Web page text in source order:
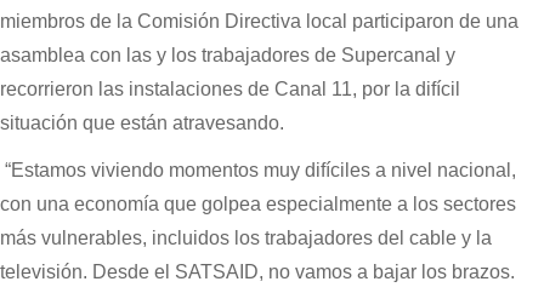
miembros de la Comisión Directiva local participaron de una
asamblea con las y los trabajadores de Supercanal y
recorrieron las instalaciones de Canal 11, por la difícil
situación que están atravesando.
“Estamos viviendo momentos muy difíciles a nivel nacional,
con una economía que golpea especialmente a los sectores
más vulnerables, incluidos los trabajadores del cable y la
televisión. Desde el SATSAID, no vamos a bajar los brazos.